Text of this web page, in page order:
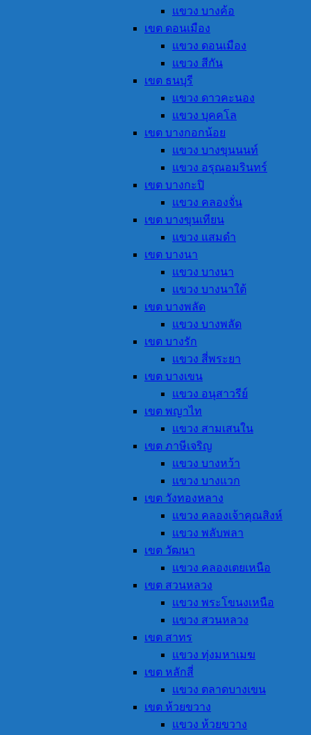
แขวง บางค้อ
เขต ดอนเมือง
แขวง ดอนเมือง
แขวง สีกัน
เขต ธนบุรี
แขวง ดาวคะนอง
แขวง บุคคโล
เขต บางกอกน้อย
แขวง บางขุนนนท์
แขวง อรุณอมรินทร์
เขต บางกะปิ
แขวง คลองจั่น
เขต บางขุนเทียน
แขวง แสมดำ
เขต บางนา
แขวง บางนา
แขวง บางนาใต้
เขต บางพลัด
แขวง บางพลัด
เขต บางรัก
แขวง สี่พระยา
เขต บางเขน
แขวง อนุสาวรีย์
เขต พญาไท
แขวง สามเสนใน
เขต ภาษีเจริญ
แขวง บางหว้า
แขวง บางแวก
เขต วังทองหลาง
แขวง คลองเจ้าคุณสิงห์
แขวง พลับพลา
เขต วัฒนา
แขวง คลองเตยเหนือ
เขต สวนหลวง
แขวง พระโขนงเหนือ
แขวง สวนหลวง
เขต สาทร
แขวง ทุ่งมหาเมฆ
เขต หลักสี่
แขวง ตลาดบางเขน
เขต ห้วยขวาง
แขวง ห้วยขวาง